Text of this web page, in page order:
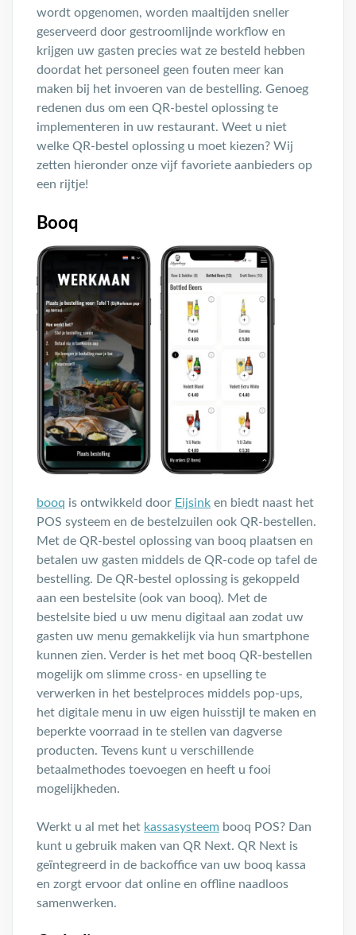
wordt opgenomen, worden maaltijden sneller
geserveerd door gestroomlijnde workflow en
krijgen uw gasten precies wat ze besteld hebben
doordat het personeel geen fouten meer kan
maken bij het invoeren van de bestelling. Genoeg
redenen dus om een QR-bestel oplossing te
implementeren in uw restaurant. Weet u niet
welke QR-bestel oplossing u moet kiezen? Wij
zetten hieronder onze vijf favoriete aanbieders op
een rijtje!
Booq
booq is ontwikkeld door Eijsink en biedt naast het
POS systeem en de bestelzuilen ook QR-bestellen.
Met de QR-bestel oplossing van booq plaatsen en
betalen uw gasten middels de QR-code op tafel de
bestelling. De QR-bestel oplossing is gekoppeld
aan een bestelsite (ook van booq). Met de
bestelsite bied u uw menu digitaal aan zodat uw
gasten uw menu gemakkelijk via hun smartphone
kunnen zien. Verder is het met booq QR-bestellen
mogelijk om slimme cross- en upselling te
verwerken in het bestelproces middels pop-ups,
het digitale menu in uw eigen huisstijl te maken en
beperkte voorraad in te stellen van dagverse
producten. Tevens kunt u verschillende
betaalmethodes toevoegen en heeft u fooi
mogelijkheden.
Werkt u al met het kassasysteem booq POS? Dan
kunt u gebruik maken van QR Next. QR Next is
geïntegreerd in de backoffice van uw booq kassa
en zorgt ervoor dat online en offline naadloos
samenwerken.